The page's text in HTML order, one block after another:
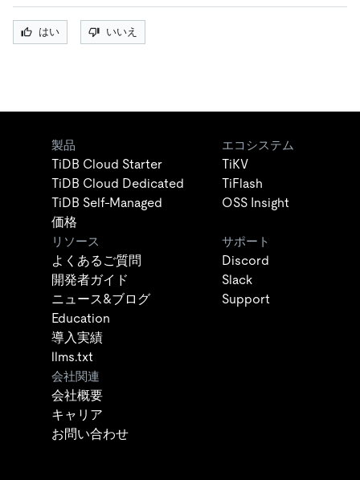
はい いいえ
製品
TiDB Cloud Starter
TiDB Cloud Dedicated
TiDB Self-Managed
価格
エコシステム
TiKV
TiFlash
OSS Insight
リソース
よくあるご質問
開発者ガイド
ニュース&ブログ
Education
導入実績
llms.txt
サポート
Discord
Slack
Support
会社関連
会社概要
キャリア
お問い合わせ